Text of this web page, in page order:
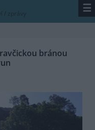
/ zprávy ☰
bránou